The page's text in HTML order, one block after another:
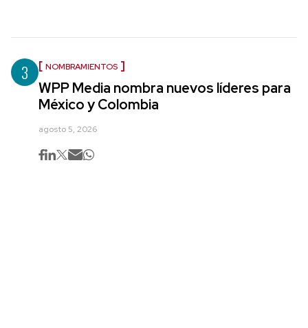
3 NOMBRAMIENTOS
WPP Media nombra nuevos líderes para
México y Colombia
agosto 5, 2026